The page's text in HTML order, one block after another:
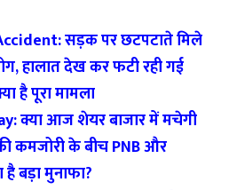
सड़क पर छटपटाते मिले
हालात देख कर फटी रही गई
है पूरा मामला
क्या आज शेयर बाजार में मचेगी
के बीच PNB और
बड़ा मुनाफा?